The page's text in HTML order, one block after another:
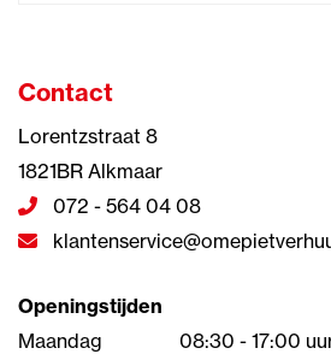
Contact
Lorentzstraat 8
1821BR Alkmaar
072 - 564 04 08
Openingstijden
Maandag
08:30 - 17:00